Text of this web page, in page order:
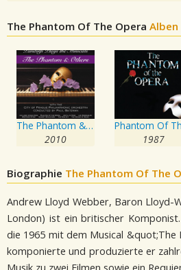
The Phantom Of The Opera Alben
The Phantom & Others, Vol. One
2010
1987
Biographie The Phantom Of The
Andrew Lloyd Webber, Baron Lloyd-
London) ist ein britischer
die 1965 mit dem Musical &quot;The
komponierte und produzierte er
Musik zu zwei Filmen sowie ein